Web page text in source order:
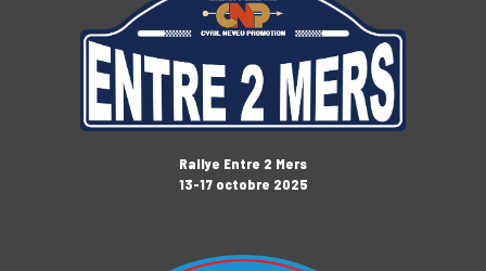
Rallye Entre 2 Mers
13-17 octobre 2025